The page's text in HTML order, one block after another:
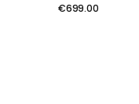
€699.00